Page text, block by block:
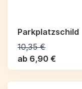
Parkplatzschild
10,35 €
ab 6,90 €